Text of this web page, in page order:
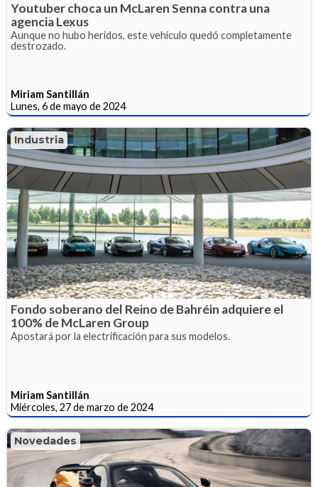
Youtuber choca un McLaren Senna contra una
agencia Lexus
Aunque no hubo heridos, este vehículo quedó completamente
destrozado.
Miriam Santillán
Lunes, 6 de mayo de 2024
Industria
Fondo soberano del Reino de Bahréin adquiere el
100% de McLaren Group
Apostará por la electrificación para sus modelos.
Miriam Santillán
Miércoles, 27 de marzo de 2024
Novedades